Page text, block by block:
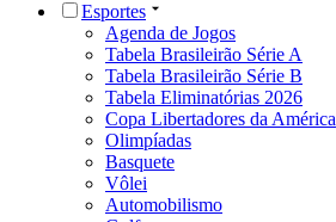
Esportes
Agenda de Jogos
Tabela Brasileirão Série A
Tabela Brasileirão Série B
Tabela Eliminatórias 2026
Copa Libertadores da América
Olimpíadas
Basquete
Vôlei
Automobilismo